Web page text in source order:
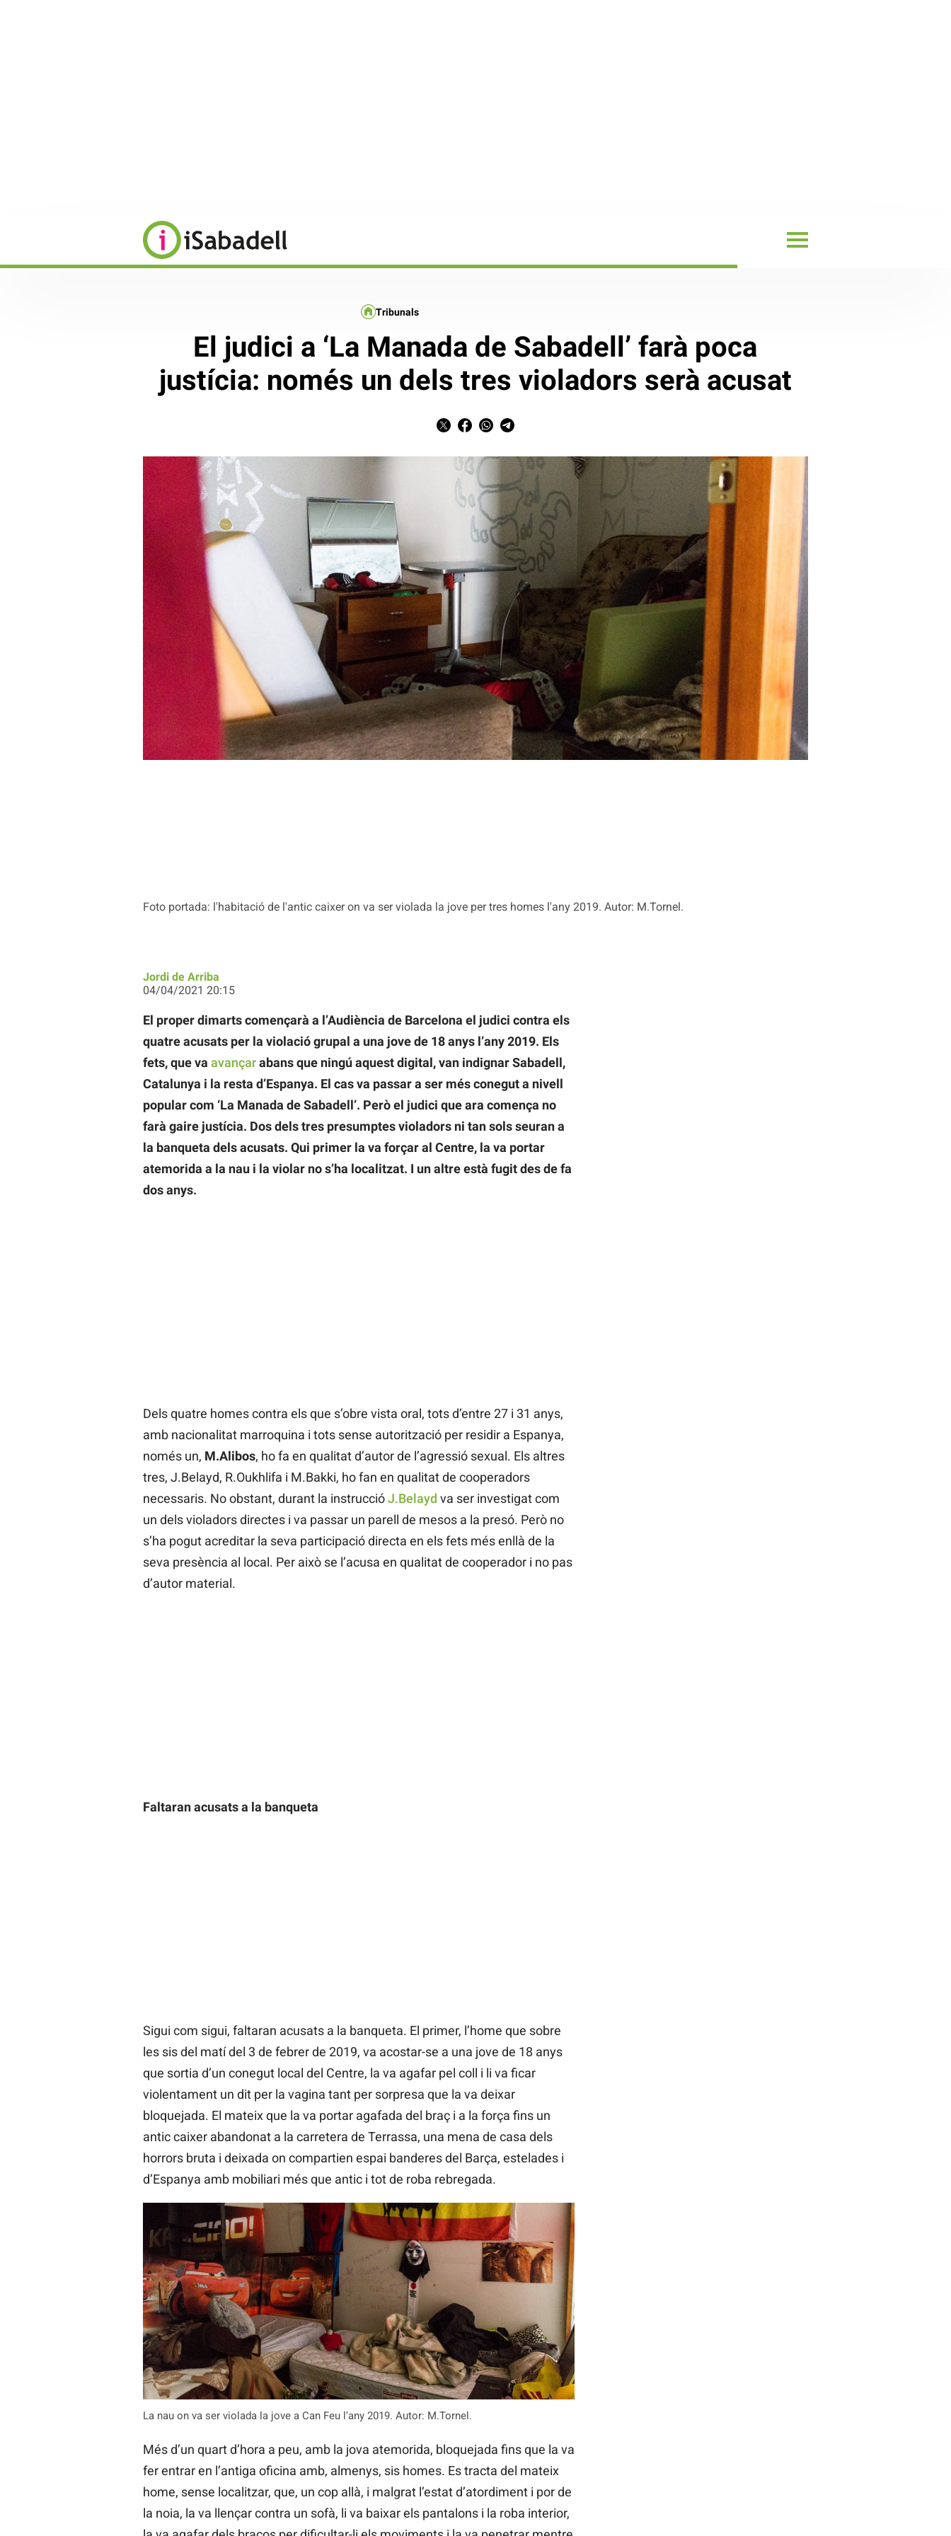
Foto portada: l'habitació de l'antic caixer on va ser violada la jove per tres homes l'any 2019. Autor: M.Tornel.
Tribunals
El judici a ‘La Manada de Sabadell’ farà poca
justícia: només un dels tres violadors serà acusat
Jordi de Arriba
04/04/2021 20:15
El proper dimarts començarà a l’Audiència de Barcelona el judici contra els
quatre acusats per la violació grupal a una jove de 18 anys l’any 2019. Els
fets, que va avançarabans que ningú aquest digital, van indignar Sabadell,
Catalunya i la resta d’Espanya. El cas va passar a ser més conegut a nivell
popular com ‘La Manada de Sabadell’. Però el judici que ara comença no
farà gaire justícia. Dos dels tres presumptes violadors ni tan sols seuran a
la banqueta dels acusats. Qui primer la va forçar al Centre, la va portar
atemorida a la nau i la violar no s’ha localitzat. I un altre està fugit des de fa
dos anys.
Dels quatre homes contra els que s’obre vista oral, tots d’entre 27 i 31 anys,
amb nacionalitat marroquina i tots sense autorització per residir a Espanya,
només un, M.Alibos, ho fa en qualitat d’autor de l’agressió sexual. Els altres
tres, J.Belayd, R.Oukhlifa i M.Bakki, ho fan en qualitat de cooperadors
necessaris. No obstant, durant la instrucció J.Belayd va ser investigat com
un dels violadors directes i va passar un parell de mesos a la presó. Però no
s’ha pogut acreditar la seva participació directa en els fets més enllà de la
seva presència al local. Per això se l’acusa en qualitat de cooperador i no pas
d’autor material.
Faltaran acusats a la banqueta
Sigui com sigui, faltaran acusats a la banqueta. El primer, l’home que sobre
les sis del matí del 3 de febrer de 2019, va acostar-se a una jove de 18 anys
que sortia d’un conegut local del Centre, la va agafar pel coll i li va ficar
violentament un dit per la vagina tant per sorpresa que la va deixar
bloquejada. El mateix que la va portar agafada del braç i a la força fins un
antic caixer abandonat a la carretera de Terrassa, una mena de casa dels
horrors bruta i deixada on compartien espai banderes del Barça, estelades i
d’Espanya amb mobiliari més que antic i tot de roba rebregada.
La nau on va ser violada la jove a Can Feu l’any 2019. Autor: M.Tornel.
Més d’un quart d’hora a peu, amb la jova atemorida, bloquejada fins que la va
fer entrar en l’antiga oficina amb, almenys, sis homes. Es tracta del mateix
home, sense localitzar, que, un cop allà, i malgrat l’estat d’atordiment i por de
la noia, la va llençar contra un sofà, li va baixar els pantalons i la roba interior,